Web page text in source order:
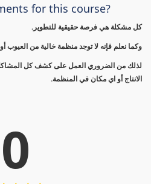
for this course?
كل مشكلة هي فرصة حقيقية للتطوير.
وكما نعلم فإنه لا توجد منظمة خالية من العيوب
لذلك من الضروري العمل على كشف كل المشاكل
الانتاج أو اي مكان في المنظمة.
0